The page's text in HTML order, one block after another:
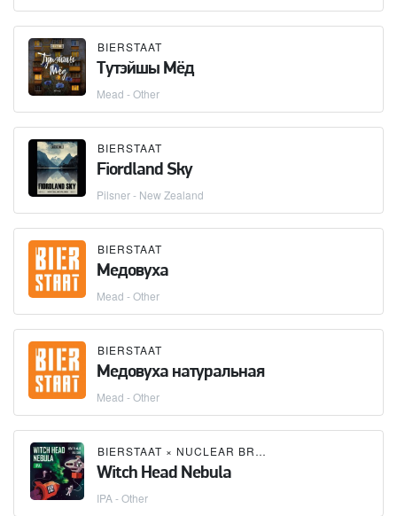
BIERSTAAT
Тутэйшы Мёд
Mead - Other
BIERSTAAT
Fiordland Sky
Pilsner - New Zealand
BIERSTAAT
Медовуха
Mead - Other
BIERSTAAT
Медовуха натуральная
Mead - Other
BIERSTAAT × NUCLEAR BREWERY
Witch Head Nebula
IPA - Other